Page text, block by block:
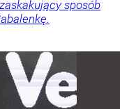
sposób